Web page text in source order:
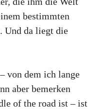
bestimmten
Und da liegt die
von dem ich lange
aber bemerken
of the road ist – ist